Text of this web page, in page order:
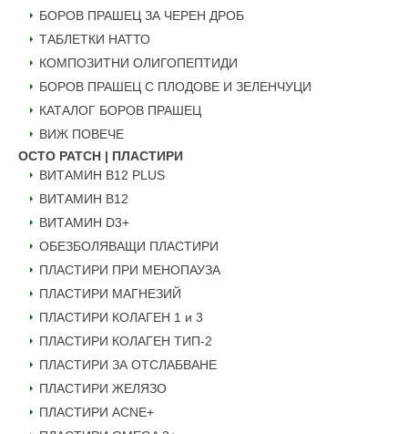
БОРОВ ПРАШЕЦ ЗА ЧЕРЕН ДРОБ
ТАБЛЕТКИ НАТТО
КОМПОЗИТНИ ОЛИГОПЕПТИДИ
БОРОВ ПРАШЕЦ С ПЛОДОВЕ И ЗЕЛЕНЧУЦИ
КАТАЛОГ БОРОВ ПРАШЕЦ
ВИЖ ПОВЕЧЕ
OCTO PATCH | ПЛАСТИРИ
ВИТАМИН B12 PLUS
ВИТАМИН B12
ВИТАМИН D3+
ОБЕЗБОЛЯВАЩИ ПЛАСТИРИ
ПЛАСТИРИ ПРИ МЕНОПАУЗА
ПЛАСТИРИ МАГНЕЗИЙ
ПЛАСТИРИ КОЛАГЕН 1 и 3
ПЛАСТИРИ КОЛАГЕН ТИП-2
ПЛАСТИРИ ЗА ОТСЛАБВАНЕ
ПЛАСТИРИ ЖЕЛЯЗО
ПЛАСТИРИ ACNE+